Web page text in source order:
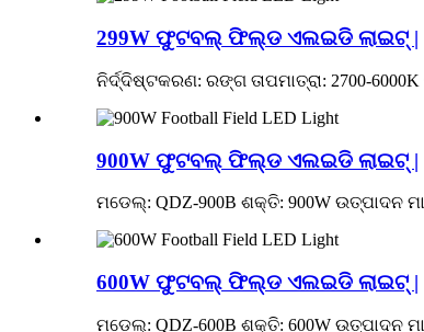
299W ଫୁଟବଲ୍ ଫିଲ୍ଡ ଏଲଇଡି ଲାଇଟ୍ |
ନିର୍ଦ୍ଦିଷ୍ଟକରଣ: ରଙ୍ଗ ତାପମାତ୍ରା: 2700-
900W ଫୁଟବଲ୍ ଫିଲ୍ଡ ଏଲଇଡି ଲାଇଟ୍ |
ମଡେଲ୍: QDZ-900B ଶକ୍ତି: 900W ଉତ୍ପାଦନ
600W ଫୁଟବଲ୍ ଫିଲ୍ଡ ଏଲଇଡି ଲାଇଟ୍ |
ମଡେଲ୍: QDZ-600B ଶକ୍ତି: 600W ଉତ୍ପାଦନ